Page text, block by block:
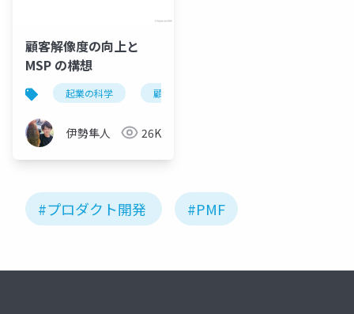
顧客解像度の向上と
MSP の構想
起業の科学 顧客
伊勢隼人 26K
#プロダクト開発 #PMF